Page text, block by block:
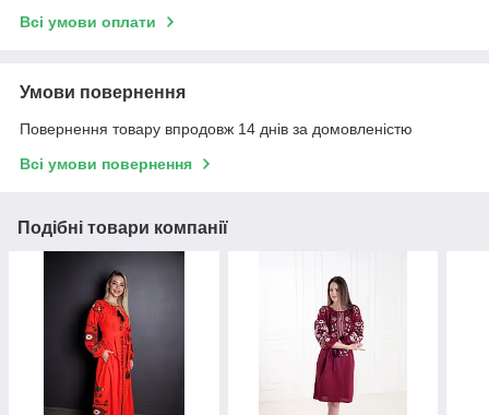
Всі умови оплати
Умови повернення
Повернення товару впродовж 14 днів за домовленістю
Всі умови повернення
Подібні товари компанії